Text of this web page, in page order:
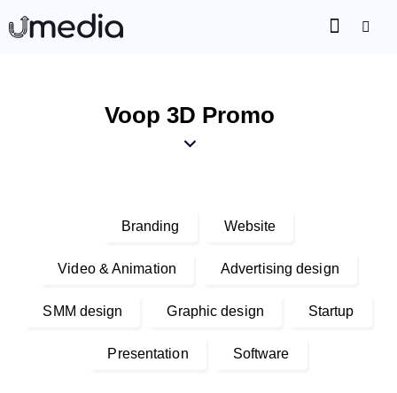
Voop 3D Promo
Branding Website
Video & Animation Advertising design
SMM design Graphic design Startup
Presentation Software